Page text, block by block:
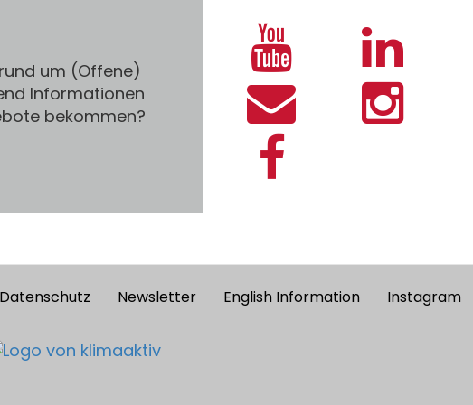
um (Offene)
Informationen
bekommen?
Datenschutz Newsletter English Information Instagram